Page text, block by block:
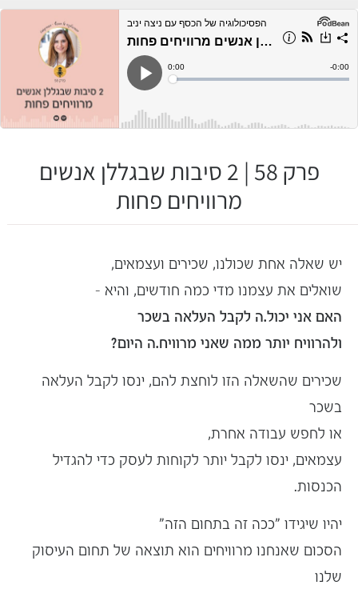
פרק 58 | 2 סיבות שבגללן אנשים
מרוויחים פחות
יש שאלה אחת שכולנו, שכירים ועצמאים,
שואלים את עצמנו מדי כמה חודשים, והיא –
האם אני יכול.ה לקבל העלאה בשכר
ולהרוויח יותר ממה שאני מרוויח.ה היום?
שכירים שהשאלה הזו לוחצת להם, ינסו לקבל העלאה
בשכר
או לחפש עבודה אחרת,
עצמאים, ינסו לקבל יותר לקוחות לעסק כדי להגדיל
הכנסות.
יהיו שיגידו "ככה זה בתחום הזה"
הסכום שאנחנו מרוויחים הוא תוצאה של תחום העיסוק
שלנו